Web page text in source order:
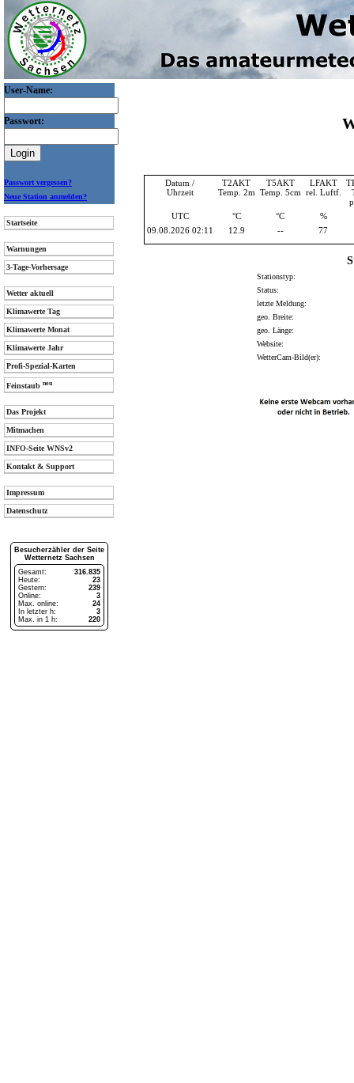
User-Name:
Passwort:
Passwort vergessen?
Neue Station anmelden?
Startseite
Warnungen
3-Tage-Vorhersage
Wetter aktuell
Klimawerte Tag
Klimawerte Monat
Klimawerte Jahr
Profi-Spezial-Karten
Feinstaub neu
Das Projekt
Mitmachen
INFO-Seite WNSv2
Kontakt & Support
Impressum
Datenschutz
Besucherzähler der Seite
Wetternetz Sachsen
Gesamt:
316.835
Heute:
23
Gestern:
239
Online:
3
Max. online:
24
In letzter h:
3
Max. in 1 h:
220
Datum /
Uhrzeit
T2AKT
Temp. 2m
T5AKT
Temp. 5cm
LFAKT
rel. Luftf.
UTC
°C °C
%
09.08.2026 02:11
12.9 -- 77
Stationstyp:
Status:
letzte Meldung:
geo. Breite:
geo. Länge:
Website:
WetterCam-Bild(er):